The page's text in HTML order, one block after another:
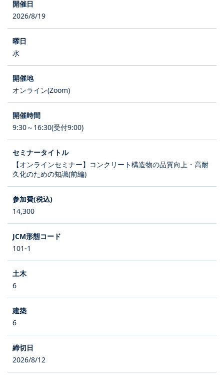
2026/8/19
水
オンライン(Zoom)
9:30～16:30(受付9:00)
【オンラインセミナー】コンクリート構造物の品質向上・高耐
久化のための知識(前編)
14,300
101-1
6
6
2026/8/12